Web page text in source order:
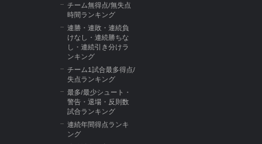
チーム無得点/無失点
時間ランキング
連勝・連敗・連続負
けなし・連続勝ちな
し・連続引き分けラ
ンキング
チーム1試合最多得点/
失点ランキング
最多/最少シュート・
警告・退場・反則数
試合ランキング
連続年間得点ランキ
ング